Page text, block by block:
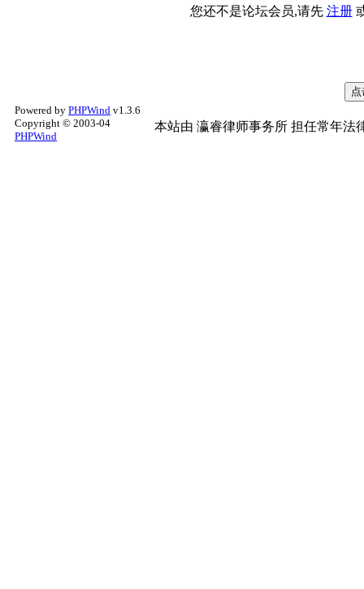
您还不是论坛会员,请先 注册
Powered by PHPWind v1.3.6
Copyright © 2003-04
PHPWind
本站由 瀛睿律师事务所 担任常年法